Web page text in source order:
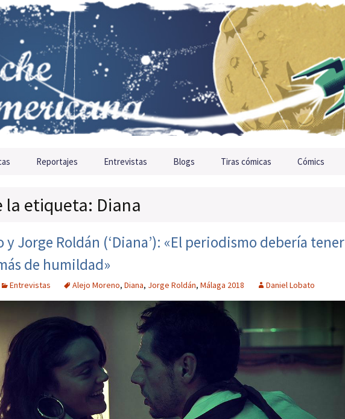
Reportajes Entrevistas Blogs Tiras cómicas Cómics
la etiqueta: Diana
y Jorge Roldán (‘Diana’): «El periodismo debería tener
de humildad»
Entrevistas Alejo Moreno, Diana, Jorge Roldán, Málaga 2018 Daniel Lobato